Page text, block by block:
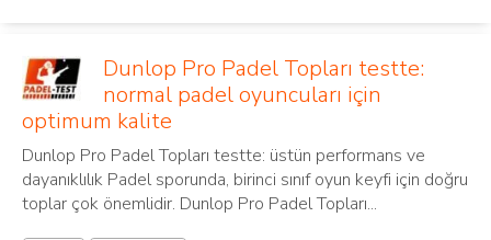
Dunlop Pro Padel Topları testte:
normal padel oyuncuları için
optimum kalite
Dunlop Pro Padel Topları testte: üstün performans ve
dayanıklılık Padel sporunda, birinci sınıf oyun keyfi için doğru
toplar çok önemlidir. Dunlop Pro Padel Topları...